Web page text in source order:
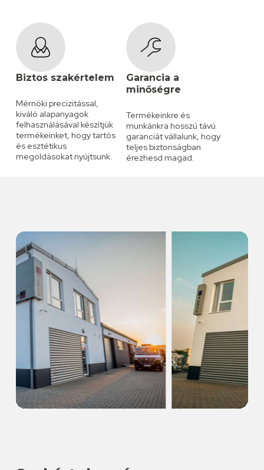
Biztos szakértelem
Mérnöki precizitással,
kiváló alapanyagok
felhasználásával készítjük
termékeinket, hogy tartós
és esztétikus
megoldásokat nyújtsunk.
Garancia a
minőségre
Termékeinkre és
munkánkra hosszú távú
garanciát vállalunk, hogy
teljes biztonságban
érezhesd magad.